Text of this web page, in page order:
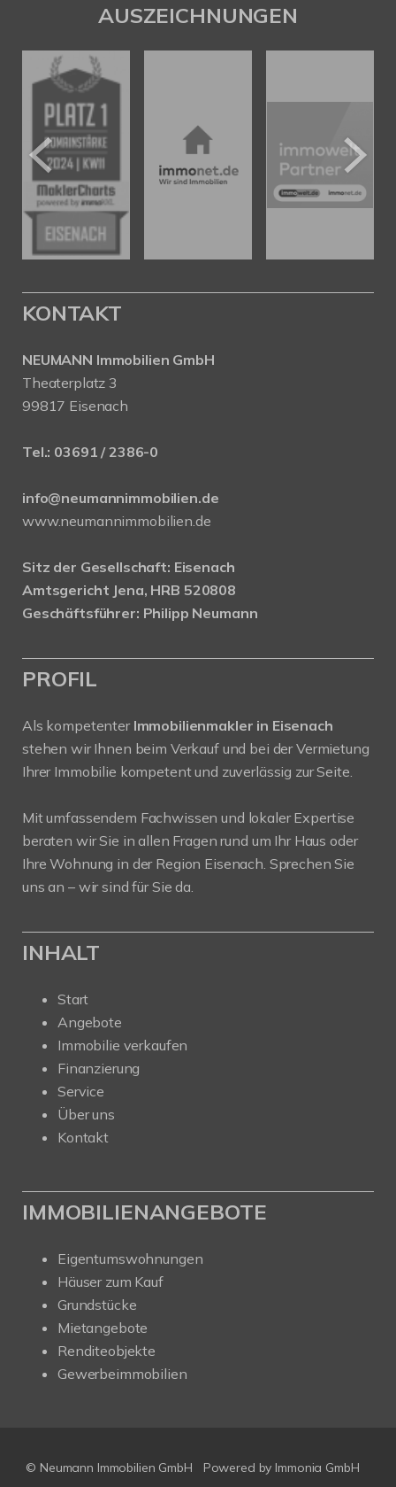
AUSZEICHNUNGEN
KONTAKT
NEUMANN Immobilien GmbH
Theaterplatz 3
99817 Eisenach
Tel.: 03691 / 2386-0
info@neumannimmobilien.de
www.neumannimmobilien.de
Sitz der Gesellschaft: Eisenach
Amtsgericht Jena, HRB 520808
Geschäftsführer: Philipp Neumann
PROFIL
Als kompetenter Immobilienmakler in Eisenach
stehen wir Ihnen beim Verkauf und bei der Vermietung
Ihrer Immobilie kompetent und zuverlässig zur Seite.
Mit umfassendem Fachwissen und lokaler Expertise
beraten wir Sie in allen Fragen rund um Ihr Haus oder
Ihre Wohnung in der Region Eisenach. Sprechen Sie
uns an – wir sind für Sie da.
INHALT
Start
Angebote
Immobilie verkaufen
Finanzierung
Service
Über uns
Kontakt
IMMOBILIENANGEBOTE
Eigentumswohnungen
Häuser zum Kauf
Grundstücke
Mietangebote
Renditeobjekte
Gewerbeimmobilien
© Neumann Immobilien GmbH Powered by Immonia GmbH